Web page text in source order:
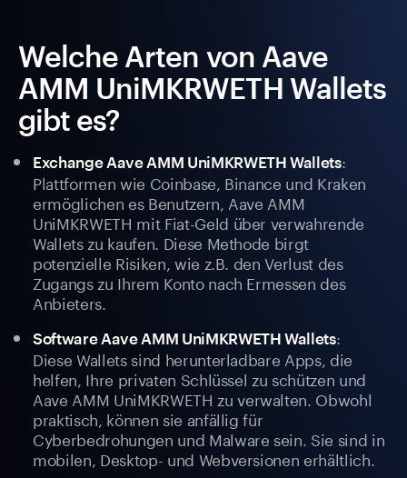
Welche Arten von Aave
AMM UniMKRWETH Wallets
gibt es?
Exchange Aave AMM UniMKRWETH Wallets:
Plattformen wie Coinbase, Binance und Kraken
ermöglichen es Benutzern, Aave AMM
UniMKRWETH mit Fiat-Geld über verwahrende
Wallets zu kaufen. Diese Methode birgt
potenzielle Risiken, wie z.B. den Verlust des
Zugangs zu Ihrem Konto nach Ermessen des
Anbieters.
Software Aave AMM UniMKRWETH Wallets:
Diese Wallets sind herunterladbare Apps, die
helfen, Ihre privaten Schlüssel zu schützen und
Aave AMM UniMKRWETH zu verwalten. Obwohl
praktisch, können sie anfällig für
Cyberbedrohungen und Malware sein. Sie sind in
mobilen, Desktop- und Webversionen erhältlich.